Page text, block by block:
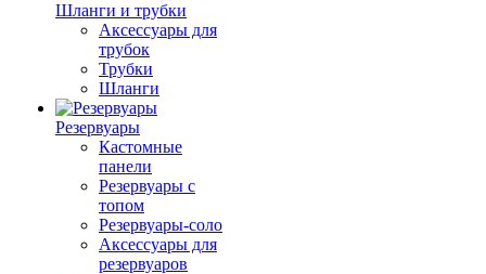
Шланги и трубки
Аксессуары для
трубок
Трубки
Шланги
Резервуары
Кастомные
панели
Резервуары с
топом
Резервуары-соло
Аксессуары для
резервуаров